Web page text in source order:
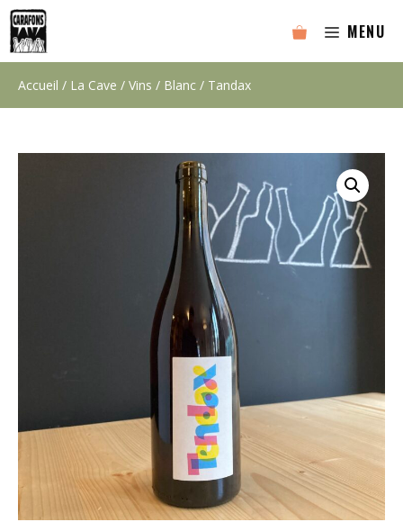
Aller
au
contenu
MENU
Accueil / La Cave / Vins / Blanc / Tandax